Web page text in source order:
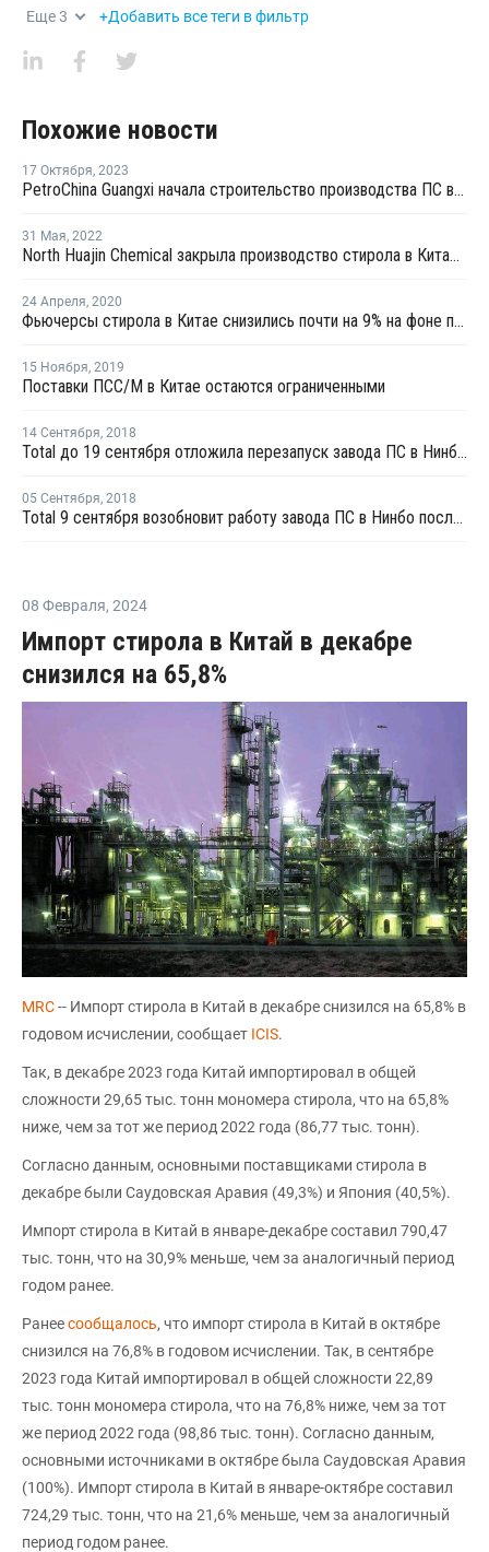
Еще3 +Добавить все теги в фильтр
Похожие новости
17 Октября, 2023
PetroChina Guangxi начала строительство производства ПС в Китае
31 Мая, 2022
North Huajin Chemical закрыла производство стирола в Китае на профилактику
24 Апреля, 2020
Фьючерсы стирола в Китае снизились почти на 9% на фоне падения котировок нефти
15 Ноября, 2019
Поставки ПСС/М в Китае остаются ограниченными
14 Сентября, 2018
Total до 19 сентября отложила перезапуск завода ПС в Нинбо после профилактики
05 Сентября, 2018
Total 9 сентября возобновит работу завода ПС в Нинбо после профилактики
08 Февраля, 2024
Импорт стирола в Китай в декабре
снизился на 65,8%
MRC-- Импорт стирола в Китай в декабре снизился на 65,8% в
годовом исчислении, сообщает ICIS.
Так, в декабре 2023 года Китай импортировал в общей
сложности 29,65 тыс. тонн мономера стирола, что на 65,8%
ниже, чем за тот же период 2022 года (86,77 тыс. тонн).
Согласно данным, основными поставщиками стирола в
декабре были Саудовская Аравия (49,3%) и Япония (40,5%).
Импорт стирола в Китай в январе-декабре составил 790,47
тыс. тонн, что на 30,9% меньше, чем за аналогичный период
годом ранее.
Ранеесообщалось, что импорт стирола в Китай в октябре
снизился на 76,8% в годовом исчислении. Так, в сентябре
2023 года Китай импортировал в общей сложности 22,89
тыс. тонн мономера стирола, что на 76,8% ниже, чем за тот
же период 2022 года (98,86 тыс. тонн). Согласно данным,
основными источниками в октябре была Саудовская Аравия
(100%). Импорт стирола в Китай в январе-октябре составил
724,29 тыс. тонн, что на 21,6% меньше, чем за аналогичный
период годом ранее.